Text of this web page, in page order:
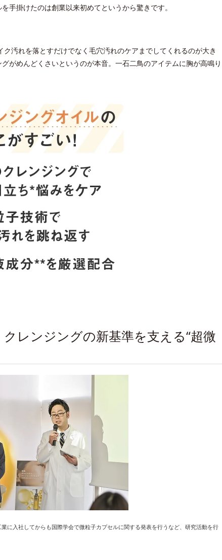
手掛けたのは創業以来初めてというから驚きです。
汚れを落とすだけでなく毛穴汚れのケアまでしてくれるのが大き
がめんどくさいというのが本音。一石二鳥のアイテムに胸が高鳴り
レンジングの新基準を支える“超微
に入社してからも国際学会で微粒子カプセルに関する発表を行うなど、研究活動を行